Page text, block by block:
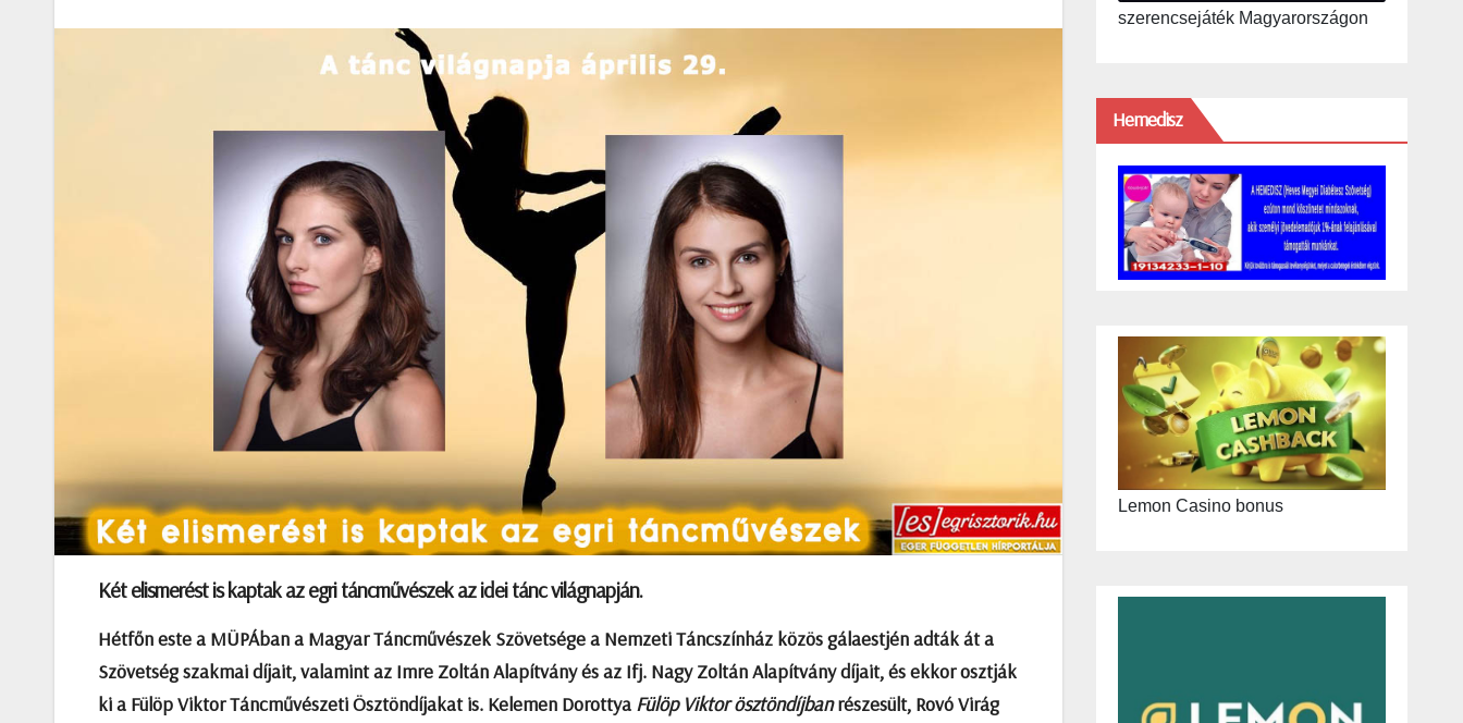
Két elismerést is kaptak az egri táncművészek az idei tánc világnapján.
Hétfőn este a MÜPÁbana Magyar Táncművészek Szövetsége a Nemzeti Táncszínház közös gálaestjén adták át a
Szövetség szakmai díjait, valamint az Imre Zoltán Alapítvány és az Ifj. Nagy Zoltán Alapítvány díjait, és ekkor osztják
ki a Fülöp Viktor Táncművészeti Ösztöndíjakat is. Kelemen Dorottya Fülöp Viktor ösztöndíjbanrészesült, Rovó Virág
szerencsejáték Magyarországon
Hemedisz
Lemon Casino bonus